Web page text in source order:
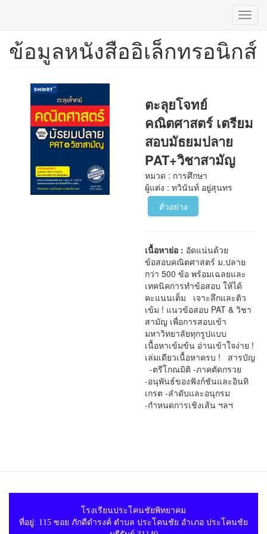
ข้าม
ข้อมูลหนังสืออิเล็กทรอนิกส์
ตะลุยโจทย์
คณิตศาสตร์ เตรียม
สอบมัธยมปลาย
PAT+วิชาสามัญ
หมวด : การศึกษา
ผู้แต่ง : ทวินันท์ อยู่สุนทร
ตัวอย่าง
เนื้อหาย่อ : อัดแน่นด้วย
ข้อสอบคณิตศาสตร์ ม.ปลาย
กว่า 500 ข้อ พร้อมเฉลยและ
เทคนิคการทำข้อสอบ ให้ได้
คะแนนเต็ม เจาะลึกและติว
เข้ม ! แนวข้อสอบ PAT & วิชา
สามัญ เพื่อการสอบเข้า
มหาวิทยาลัยทุกรูปแบบ
เนื้อหาเข้มข้น อ่านเข้าใจง่าย !
เล่มเดียวเนื้อหาครบ ! สารบัญ
-ตรีโกณมิติ -ภาคตัดกรวย
-อนุพันธ์ของฟังก์ชันและอินทิ
เกรต -ลำดับและอนุกรม
-กำหนดการเชิงเส้น ฯลฯ
โรงเรียนประโคนชัยพิทยาคม
ที่อยู่: 115 ซอย ภักดีดำรงค์ ตำบล ประโคนชัย อำเภอ ประโคนชัย